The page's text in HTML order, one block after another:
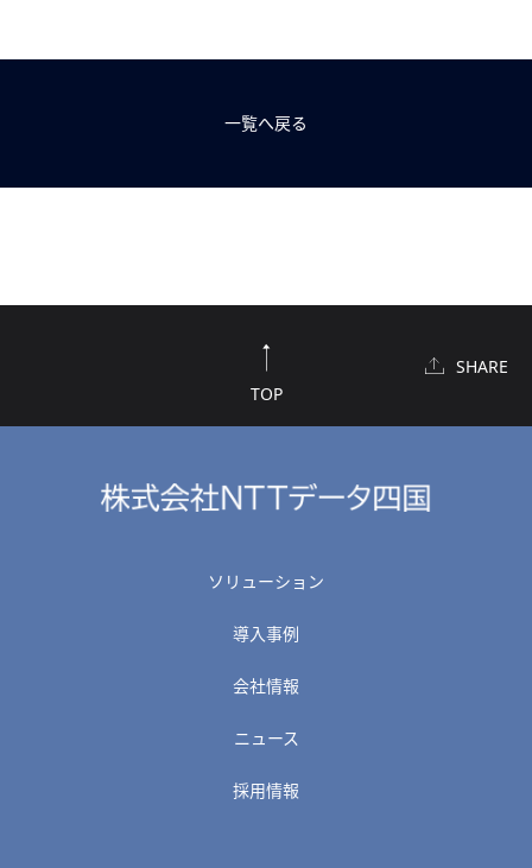
一覧へ戻る
TOP
SHARE
ソリューション
導入事例
会社情報
ニュース
採用情報